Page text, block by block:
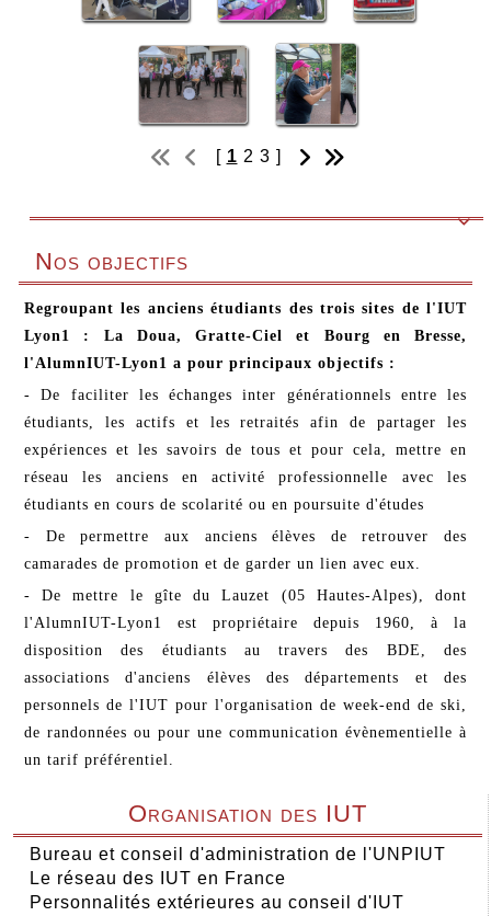
Organisation des IUT
Bureau et conseil d'administration de l'UNPIUT
Le réseau des IUT en France
Personnalités extérieures au conseil d'IUT
[ 1 2 3 ]

Nos objectifs
Regroupant les anciens étudiants des trois sites de l'IUT
Lyon1 : La Doua, Gratte-Ciel et Bourg en Bresse,
l'AlumnIUT-Lyon1 a pour principaux objectifs :
- De faciliter les échanges inter générationnels entre les
étudiants, les actifs et les retraités afin de partager les
expériences et les savoirs de tous et pour cela, mettre en
réseau les anciens en activité professionnelle avec les
étudiants en cours de scolarité ou en poursuite d'études
- De permettre aux anciens élèves de retrouver des
camarades de promotion et de garder un lien avec eux.
- De mettre le gîte du Lauzet (05 Hautes-Alpes), dont
l'AlumnIUT-Lyon1 est propriétaire depuis 1960, à la
disposition des étudiants au travers des BDE, des
associations d'anciens élèves des départements et des
personnels de l'IUT pour l'organisation de week-end de ski,
de randonnées ou pour une communication évènementielle à
un tarif préférentiel.